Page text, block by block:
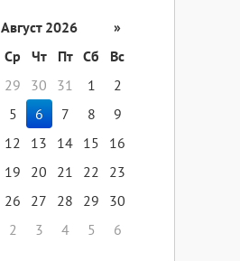
Август 2026
»
Ср Чт Пт Сб
Вс
29 30 31 1
2
5 6 7 8
9
12 13 14 15
16
19 20 21 22
23
26 27 28 29
30
2 3 4 5 6